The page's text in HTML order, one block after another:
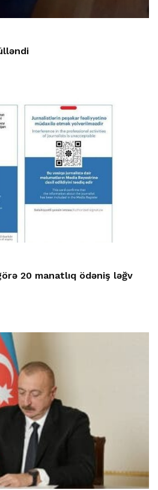
20 manatlıq ödəniş ləğv